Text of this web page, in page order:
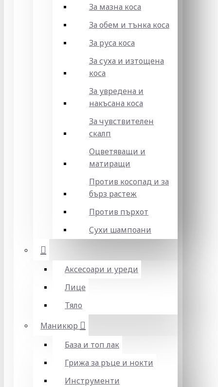
За мазна коса
За обем и тънка коса
За руса коса
За суха и изтощена
коса
За увредена и
накъсана коса
За чувствителен
скалп
Оцветяващи и
матиращи
Против косопад и за
бърз растеж
Против пърхот
Сухи шампоани
Аксесоари и уреди
Лице
Тяло
Маникюр
База и топ лак
Грижа за ръце и нокти
Инструменти